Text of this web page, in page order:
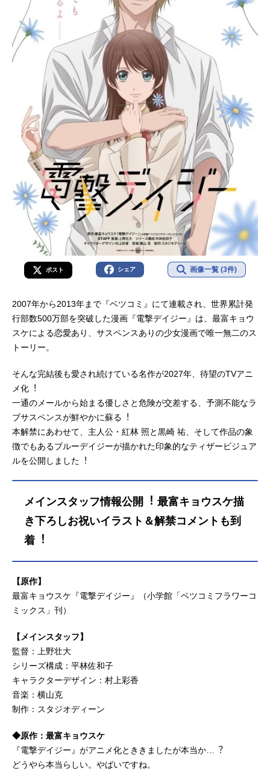
ポスト シェア 画像一覧 (3件)
2007年から2013年まで『ベツコミ』にて連載され、世界累計発
行部数500万部を突破した漫画『電撃デイジー』は、最富キョウ
スケによる恋愛あり、サスペンスありの少女漫画で唯一無二のス
トーリー。
そんな完結後も愛され続けている名作が2027年、待望のTVアニ
メ化︕
一通のメールから始まる優しさと危険が交差する、予測不能なラ
ブサスペンスが鮮やかに蘇る︕
本解禁にあわせて、主人公・紅林 照と黒崎 祐、そして作品の象
徴でもあるブルーデイジーが描かれた印象的なティザービジュア
ルを公開しました︕
メインスタッフ情報公開︕ 最富キョウスケ描
き下ろしお祝いイラスト＆解禁コメントも到
着︕
【原作】
最富キョウスケ『電撃デイジー』（小学館「ベツコミフラワーコ
ミックス」刊）
【メインスタッフ】
監督：上野壮大
シリーズ構成：平林佐和子
キャラクターデザイン：村上彩香
音楽：横山克
制作：スタジオディーン
◆原作：最富キョウスケ
『電撃デイジー』がアニメ化とききましたが本当か…︖
どうやら本当らしい。やばいですね。